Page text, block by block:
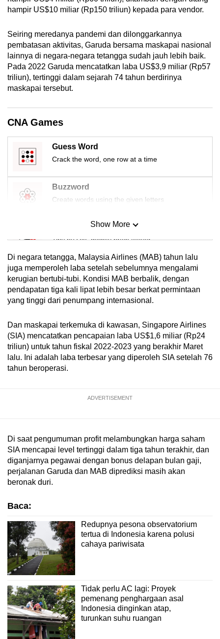
hampir US$10 miliar (Rp150 triliun) kepada para vendor.
Seiring meredanya pandemi dan dilonggarkannya
pembatasan aktivitas, Garuda bersama maskapai nasional
lainnya di negara-negara tetangga sudah jauh lebih baik.
Pada 2022 Garuda mencatatkan laba US$3,9 miliar (Rp57
triliun), tertinggi dalam sejarah 74 tahun berdirinya
maskapai tersebut.
CNA Games
Guess Word
Crack the word, one row at a time
Buzzword
Create words using the given letters
Mini Sudoku
Tiny puzzle, mighty brain teaser
Mini Crossword
Small grid, big challenge
Spot as many words as you can
Show More
Show Less
Di negara tetangga, Malaysia Airlines (MAB) tahun lalu
juga memperoleh laba setelah sebelumnya mengalami
kerugian bertubi-tubi. Kondisi MAB berbalik, dengan
pendapatan tiga kali lipat lebih besar berkat permintaan
yang tinggi dari penumpang internasional.
Dan maskapai terkemuka di kawasan, Singapore Airlines
(SIA) mencatatkan pencapaian laba US$1,6 miliar (Rp24
triliun) untuk tahun fiskal 2022-2023 yang berakhir Maret
lalu. Ini adalah laba terbesar yang diperoleh SIA setelah 76
tahun beroperasi.
ADVERTISEMENT
Di saat pengumuman profit melambungkan harga saham
SIA mencapai level tertinggi dalam tiga tahun terakhir, dan
diganjarnya pegawai dengan bonus delapan bulan gaji,
perjalanan Garuda dan MAB diprediksi masih akan
beronak duri.
Baca:
Redupnya pesona observatorium
tertua di Indonesia karena polusi
cahaya pariwisata
Tidak perlu AC lagi: Proyek
pemenang penghargaan asal
Indonesia dinginkan atap,
turunkan suhu ruangan
still
having
issues?
Contact
us